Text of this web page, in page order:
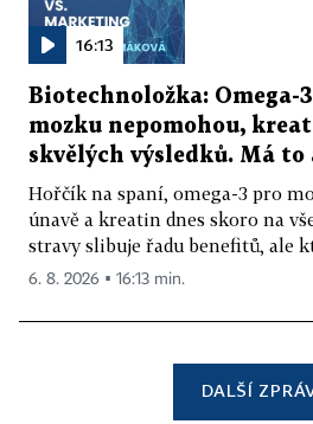
16:13
Biotechnoložka: Omega-
mozku nepomohou,
skvělých výsledků. Má to
Hořčík na spaní, omega-3 pro
únavě a kreatin dnes skoro na
stravy slibuje řadu benefitů, ale
6. 8. 2026 ▪ 16:13 min.
DALŠÍ